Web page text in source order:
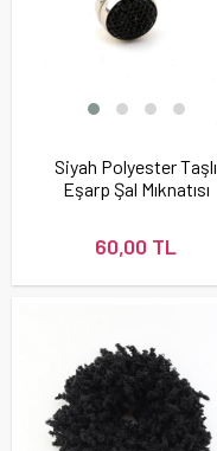
Siyah Polyester Taşlı
Eşarp Şal Mıknatısı
60,00 TL